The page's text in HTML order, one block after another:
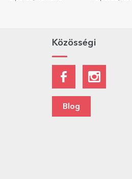
Közösségi
Blog